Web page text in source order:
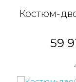
Костюм-
59